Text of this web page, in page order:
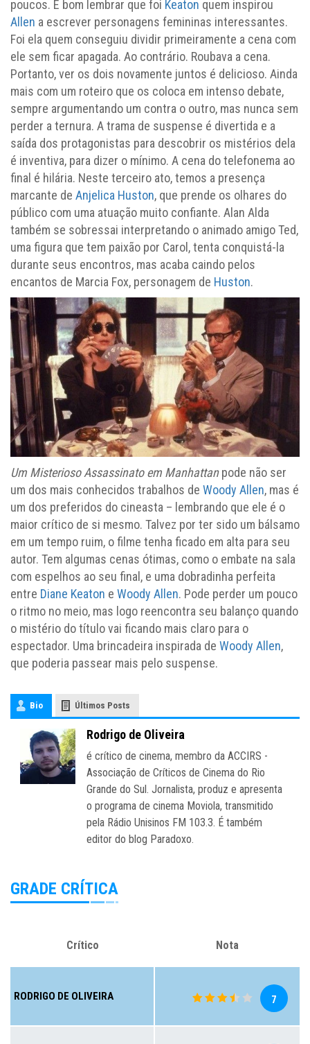
poucos. É bom lembrar que foi Keaton quem inspirou
Allen a escrever personagens femininas interessantes.
Foi ela quem conseguiu dividir primeiramente a cena com
ele sem ficar apagada. Ao contrário. Roubava a cena.
Portanto, ver os dois novamente juntos é delicioso. Ainda
mais com um roteiro que os coloca em intenso debate,
sempre argumentando um contra o outro, mas nunca sem
perder a ternura. A trama de suspense é divertida e a
saída dos protagonistas para descobrir os mistérios dela
é inventiva, para dizer o mínimo. A cena do telefonema ao
final é hilária. Neste terceiro ato, temos a presença
marcante de Anjelica Huston, que prende os olhares do
público com uma atuação muito confiante. Alan Alda
também se sobressai interpretando o animado amigo Ted,
uma figura que tem paixão por Carol, tenta conquistá-la
durante seus encontros, mas acaba caindo pelos
encantos de Marcia Fox, personagem de Huston.
Um Misterioso Assassinato em Manhattanpode não ser
um dos mais conhecidos trabalhos de Woody Allen, mas é
um dos preferidos do cineasta – lembrando que ele é o
maior crítico de si mesmo. Talvez por ter sido um bálsamo
em um tempo ruim, o filme tenha ficado em alta para seu
autor. Tem algumas cenas ótimas, como o embate na sala
com espelhos ao seu final, e uma dobradinha perfeita
entre Diane Keaton e Woody Allen. Pode perder um pouco
o ritmo no meio, mas logo reencontra seu balanço quando
o mistério do título vai ficando mais claro para o
espectador. Uma brincadeira inspirada de Woody Allen,
que poderia passear mais pelo suspense.
Bio Últimos Posts
Rodrigo de Oliveira
é crítico de cinema, membro da ACCIRS -
Associação de Críticos de Cinema do Rio
Grande do Sul. Jornalista, produz e apresenta
o programa de cinema Moviola, transmitido
pela Rádio Unisinos FM 103.3. É também
editor do blog Paradoxo.
GRADE CRÍTICA
Crítico Nota
RODRIGO DE OLIVEIRA 7